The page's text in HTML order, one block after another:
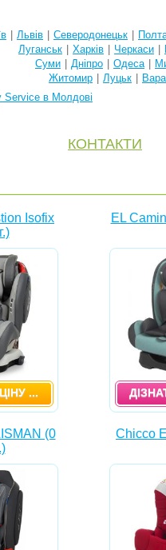
Львів Северодонецьк
Луганськ
Харків Черкаси
Суми
Дніпро Одеса
Житомир
Луцьк
Service в Молдові
КОНТАКТИ
Isofix
...
EL
(0
Chicco